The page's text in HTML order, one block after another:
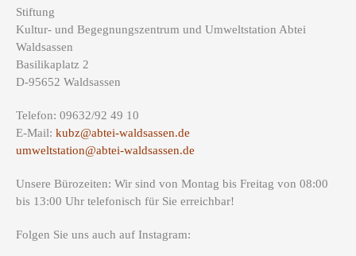
Stiftung
Kultur- und Begegnungszentrum und Umweltstation Abtei
Waldsassen
Basilikaplatz 2
D-95652 Waldsassen
Telefon: 09632/92 49 10
E-Mail: kubz@abtei-waldsassen.de
umweltstation@abtei-waldsassen.de
Unsere Bürozeiten: Wir sind von Montag bis Freitag von 08:00
bis 13:00 Uhr telefonisch für Sie erreichbar!
Folgen Sie uns auch auf Instagram: